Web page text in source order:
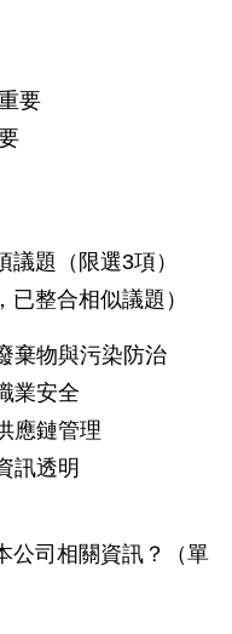
要
題（限選3項）
已整合相似議題）
棄物與污染防治
業安全
應鏈管理
訊透明
公司相關資訊？（單